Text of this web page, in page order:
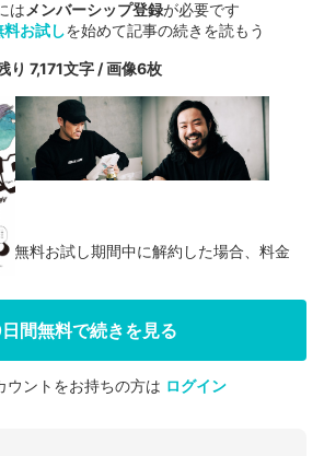
は メンバーシップ登録が必要です
お試しを始めて記事の続きを読もう
り 7,171文字 / 画像6枚
会員登録する
無料お試し期間中に解約した場合、料金
間無料で続きを見る
ウントをお持ちの方は ログイン